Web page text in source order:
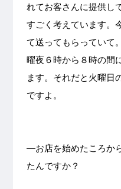
れてお客さんに提供し
すごく考えています。
て送ってもらっていて
曜夜６時から８時の間
ます。それだと火曜日
ですよ。
—お店を始めたころか
たんですか？